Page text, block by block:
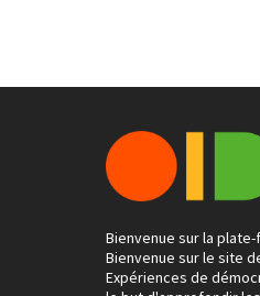
Bienvenue sur la
Bienvenue sur le site
Expériences de